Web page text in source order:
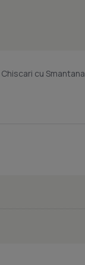
Chiscari cu Smantana